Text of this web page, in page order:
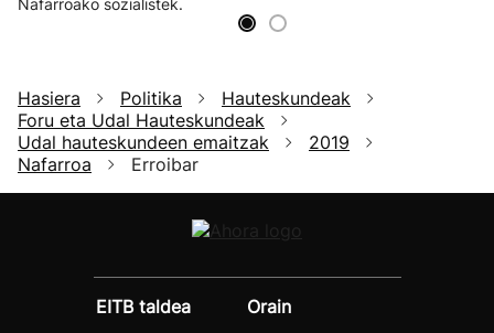
Hasiera Politika
Hauteskundeak
Foru eta Udal Hauteskundeak
Udal hauteskundeen emaitzak
2019
Nafarroa
Erroibar
EITB taldea
Orain